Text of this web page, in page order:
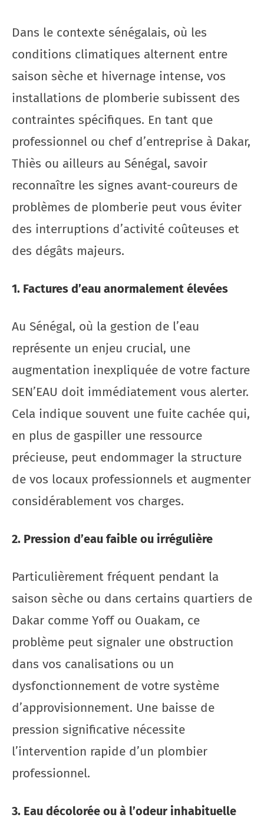
Dans le contexte sénégalais, où les
conditions climatiques alternent entre
saison sèche et hivernage intense, vos
installations de plomberie subissent des
contraintes spécifiques. En tant que
professionnel ou chef d’entreprise à Dakar,
Thiès ou ailleurs au Sénégal, savoir
reconnaître les signes avant-coureurs de
problèmes de plomberie peut vous éviter
des interruptions d’activité coûteuses et
des dégâts majeurs.
1. Factures d’eau anormalement élevées
Au Sénégal, où la gestion de l’eau
représente un enjeu crucial, une
augmentation inexpliquée de votre facture
SEN’EAU doit immédiatement vous alerter.
Cela indique souvent une fuite cachée qui,
en plus de gaspiller une ressource
précieuse, peut endommager la structure
de vos locaux professionnels et augmenter
considérablement vos charges.
2. Pression d’eau faible ou irrégulière
Particulièrement fréquent pendant la
saison sèche ou dans certains quartiers de
Dakar comme Yoff ou Ouakam, ce
problème peut signaler une obstruction
dans vos canalisations ou un
dysfonctionnement de votre système
d’approvisionnement. Une baisse de
pression significative nécessite
l’intervention rapide d’un plombier
professionnel.
3. Eau décolorée ou à l’odeur inhabituelle